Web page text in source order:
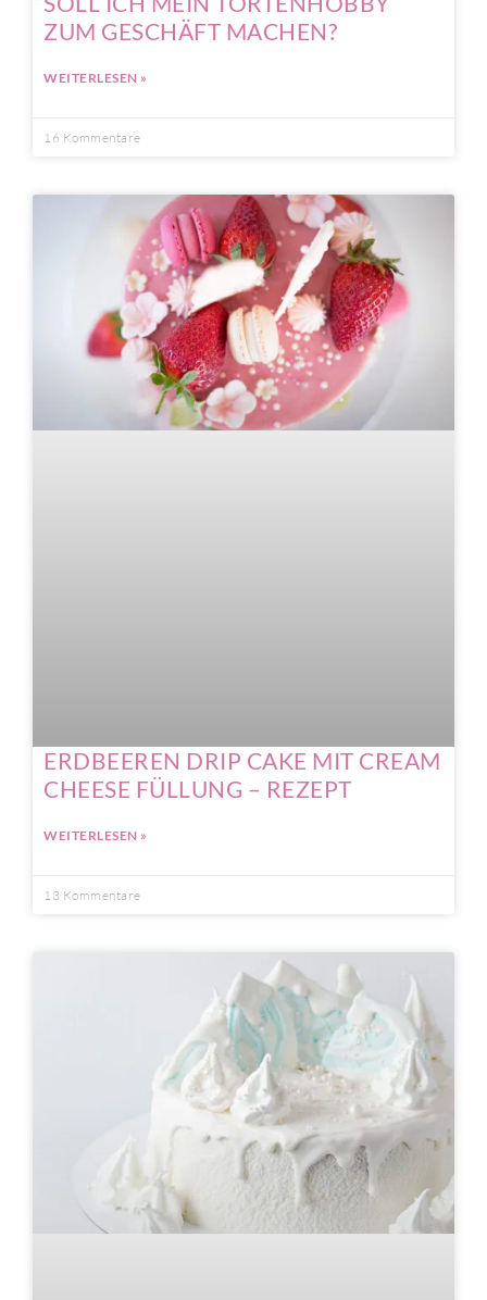
ZUM GESCHÄFT MACHEN?
WEITERLESEN »
16 Kommentare
ERDBEEREN DRIP CAKE MIT CREAM
CHEESE FÜLLUNG – REZEPT
WEITERLESEN »
13 Kommentare